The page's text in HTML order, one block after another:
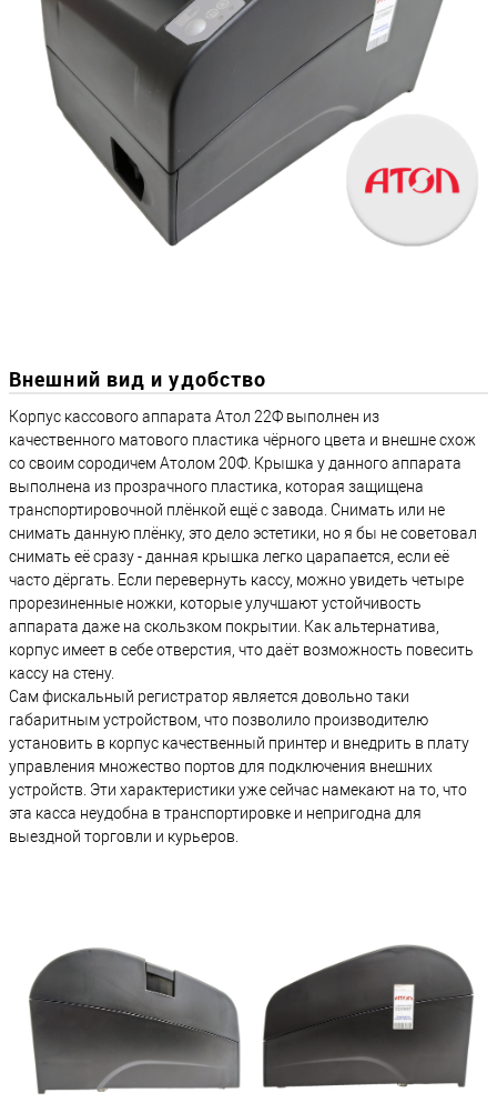
Внешний вид и удобство
Корпус кассового аппарата Атол 22Ф выполнен из
качественного матового пластика чёрного цвета и внешне схож
со своим сородичем Атолом 20Ф. Крышка у данного аппарата
выполнена из прозрачного пластика, которая защищена
транспортировочной плёнкой ещё с завода. Снимать или не
снимать данную плёнку, это дело эстетики, но я бы не советовал
снимать её сразу - данная крышка легко царапается, если её
часто дёргать. Если перевернуть кассу, можно увидеть четыре
прорезиненные ножки, которые улучшают устойчивость
аппарата даже на скользком покрытии. Как альтернатива,
корпус имеет в себе отверстия, что даёт возможность повесить
кассу на стену.
Сам фискальный регистратор является довольно таки
габаритным устройством, что позволило производителю
установить в корпус качественный принтер и внедрить в плату
управления множество портов для подключения внешних
устройств. Эти характеристики уже сейчас намекают на то, что
эта касса неудобна в транспортировке и непригодна для
выездной торговли и курьеров.